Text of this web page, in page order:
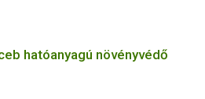
hatóanyagú növényvédő